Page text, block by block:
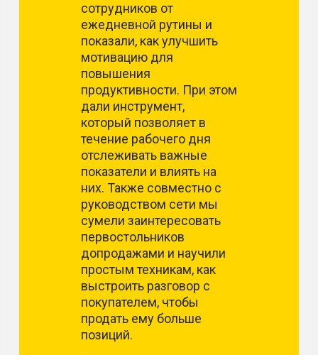
сотрудников от
ежедневной рутины и
показали, как улучшить
мотивацию для
повышения
продуктивности. При этом
дали инструмент,
который позволяет в
течение рабочего дня
отслеживать важные
показатели и влиять на
них. Также совместно с
руководством сети мы
сумели заинтересовать
первостольников
допродажами и научили
простым техникам, как
выстроить разговор с
покупателем, чтобы
продать ему больше
позиций.